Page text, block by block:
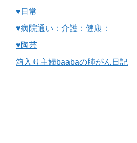
♥日常
♥病院通い：介護：健康：
♥陶芸
箱入り主婦baabaの肺がん日記